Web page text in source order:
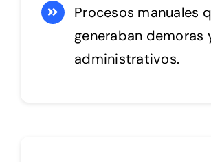
Procesos manuales
generaban demoras
administrativos.